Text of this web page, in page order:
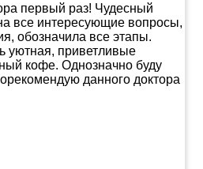
первый раз! Чудесный
все интересующие вопросы,
обозначила все этапы.
уютная, приветливые
кофе. Однозначно буду
данного доктора